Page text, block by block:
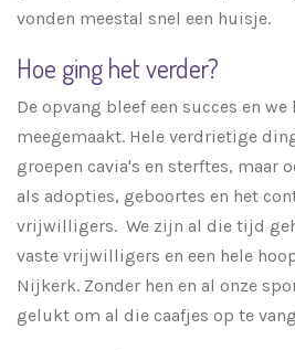
vonden meestal snel een huisje.
Hoe ging het verder?
De opvang bleef een succes en we
meegemaakt. Hele verdrietige
groepen cavia's en sterftes, maar
als adopties, geboortes en het
vrijwilligers. We zijn al die tijd
vaste vrijwilligers en een hele
Nijkerk. Zonder hen en al onze
gelukt om al die caafjes op te